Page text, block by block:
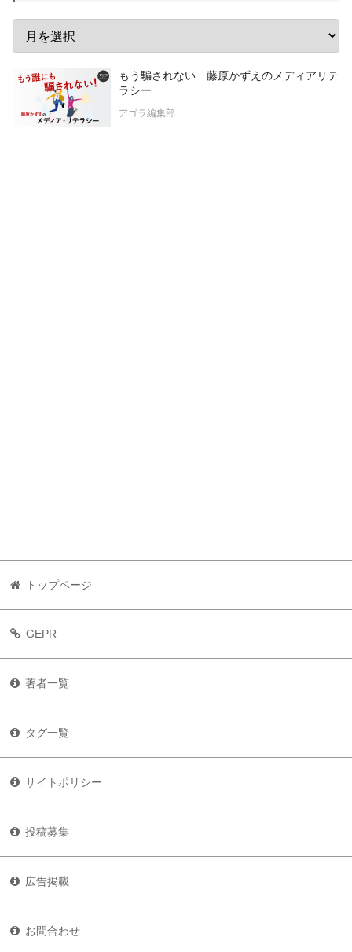
もう騙されない 藤原かずえのメディアリテ
ラシー
アゴラ編集部
トップページ
GEPR
著者一覧
タグ一覧
サイトポリシー
投稿募集
広告掲載
お問合わせ